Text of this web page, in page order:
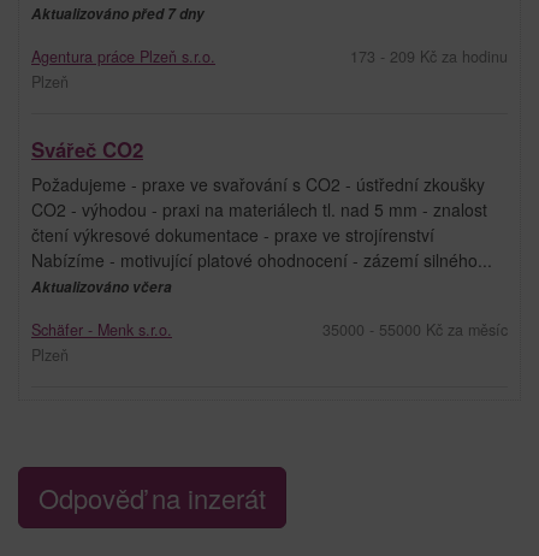
Aktualizováno před 7 dny
Agentura práce Plzeň s.r.o.
Plzeň
173 - 209 Kč za hodinu
Svářeč CO2
Požadujeme - praxe ve svařování s CO2 - ústřední zkoušky
CO2 - výhodou - praxi na materiálech tl. nad 5 mm - znalost
čtení výkresové dokumentace - praxe ve strojírenství
Nabízíme - motivující platové ohodnocení - zázemí silného...
Aktualizováno včera
Schäfer - Menk s.r.o.
Plzeň
35000 - 55000 Kč za měsíc
Odpověď na inzerát